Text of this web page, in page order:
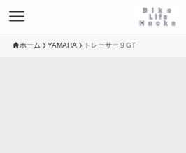
ホーム YAMAHA トレーサー９GT